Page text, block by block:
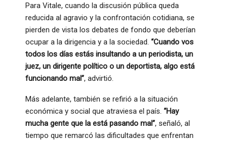
Para Vitale, cuando la discusión pública queda
reducida al agravio y la confrontación cotidiana, se
pierden de vista los debates de fondo que deberían
ocupar a la dirigencia y a la sociedad. “Cuando vos
todos los días estás insultando a un periodista, un
juez, un dirigente político o un deportista, algo está
funcionando mal”, advirtió.
Más adelante, también se refirió a la situación
económica y social que atraviesa el país. “Hay
mucha gente que la está pasando mal”, señaló, al
tiempo que remarcó las dificultades que enfrentan